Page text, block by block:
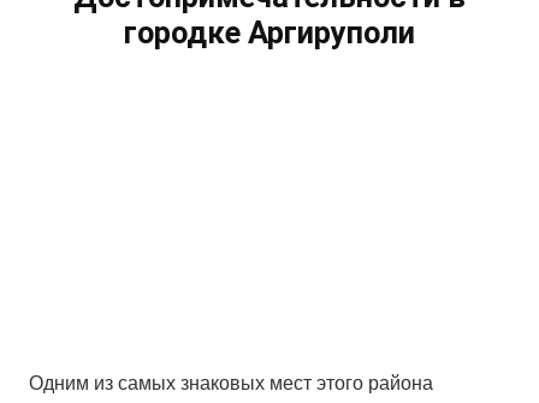
городке Аргируполи
Одним из самых знаковых мест этого района